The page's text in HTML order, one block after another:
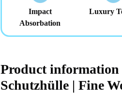
Impact
Absorbation
Luxury
Product
Schutzhülle | Fine